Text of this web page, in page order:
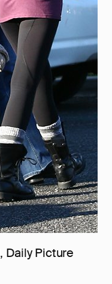
, Daily Picture